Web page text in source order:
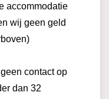
accommodatie
wij geen geld
contact op
dan 32